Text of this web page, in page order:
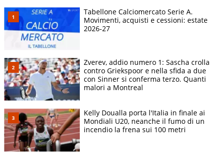
Tabellone Calciomercato Serie A.
Movimenti, acquisti e cessioni: estate
2026-27
Zverev, addio numero 1: Sascha crolla
contro Griekspoor e nella sfida a due
con Sinner si conferma terzo. Quanti
malori a Montreal
Kelly Doualla porta l'Italia in finale ai
Mondiali U20, neanche il fumo di un
incendio la frena sui 100 metri